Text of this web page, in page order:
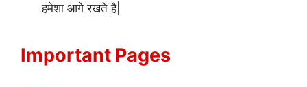
हमेशा आगे रखते है|
Important Pages